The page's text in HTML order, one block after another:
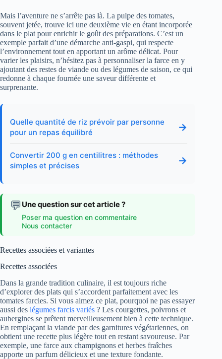
Mais l’aventure ne s’arrête pas là. La pulpe des tomates,
souvent jetée, trouve ici une deuxième vie en étant incorporée
dans le plat pour enrichir le goût des préparations. C’est un
exemple parfait d’une démarche anti-gaspi, qui respecte
l’environnement tout en apportant un arôme délicat. Pour
varier les plaisirs, n’hésitez pas à personnaliser la farce en y
ajoutant des restes de viande ou des légumes de saison, ce qui
redonne à chaque fournée une saveur différente et
surprenante.
Quelle quantité de riz prévoir par personne
pour un repas équilibré
→
Convertir 200 g en centilitres : méthodes
simples et précises
→
💬 Une question sur cet article ?
Poser ma question en commentaire
Nous contacter
Recettes associées et variantes
Recettes associées
Dans la grande tradition culinaire, il est toujours riche
d’explorer des plats qui s’accordent parfaitement avec les
tomates farcies. Si vous aimez ce plat, pourquoi ne pas essayer
aussi des légumes farcis variés ? Les courgettes, poivrons et
aubergines se prêtent merveilleusement bien à cette technique.
En remplaçant la viande par des garnitures végétariennes, on
obtient une recette plus légère tout en restant savoureuse. Par
exemple, une farce aux champignons et herbes fraîches
apporte un parfum délicieux et une texture fondante.